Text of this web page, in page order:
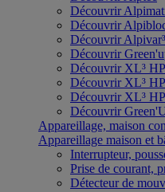
Découvrir
Découvrir
Découvrir Alpivar³
Découvrir
Découvrir XL³
Découvrir XL³
Découvrir XL³
Découvrir
Appareillage, maison
Appareillage maison et
Interrupteur,
Prise de courant,
Détecteur de